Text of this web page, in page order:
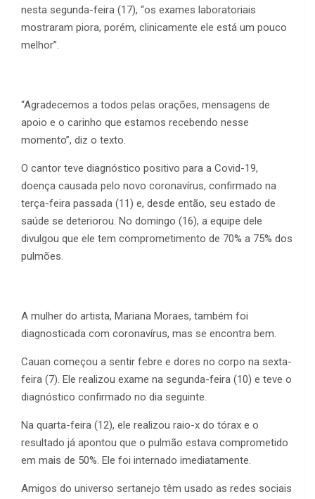
nesta segunda-feira (17), “os exames laboratoriais
mostraram piora, porém, clinicamente ele está um pouco
melhor”.
“Agradecemos a todos pelas orações, mensagens de
apoio e o carinho que estamos recebendo nesse
momento”, diz o texto.
O cantor teve diagnóstico positivo para a Covid-19,
doença causada pelo novo coronavírus, confirmado na
terça-feira passada (11) e, desde então, seu estado de
saúde se deteriorou. No domingo (16), a equipe dele
divulgou que ele tem comprometimento de 70% a 75% dos
pulmões.
A mulher do artista, Mariana Moraes, também foi
diagnosticada com coronavírus, mas se encontra bem.
Cauan começou a sentir febre e dores no corpo na sexta-
feira (7). Ele realizou exame na segunda-feira (10) e teve o
diagnóstico confirmado no dia seguinte.
Na quarta-feira (12), ele realizou raio-x do tórax e o
resultado já apontou que o pulmão estava comprometido
em mais de 50%. Ele foi internado imediatamente.
Amigos do universo sertanejo têm usado as redes sociais